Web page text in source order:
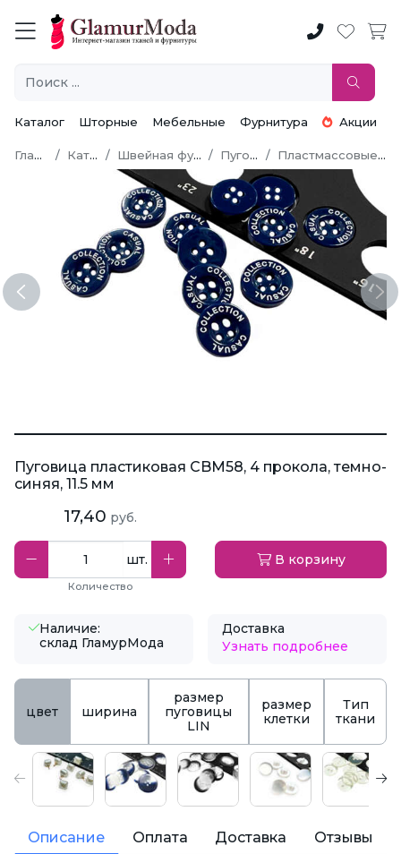
Каталог Шторные Мебельные Фурнитура Акции
Главная Каталог Швейная фурнитура Пуговицы Пластмассовые пуговицы
Previous
Пуговица пластиковая CBM58, 4 прокола, темно-
синяя, 11.5 мм
17,40 руб.
шт.
Количество
В корзину
Наличие:
склад ГламурМода
Доставка
Узнать подробнее
цвет ширина
размер
пуговицы
LIN
размер
клетки
Тип
ткани
Описание Оплата Доставка Отзывы